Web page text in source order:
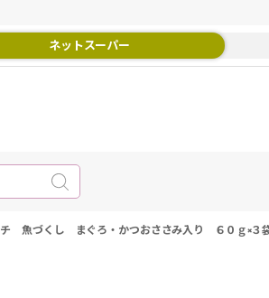
ネットスーパー
魚づくし まぐろ・かつおささみ入り ６０ｇ×３